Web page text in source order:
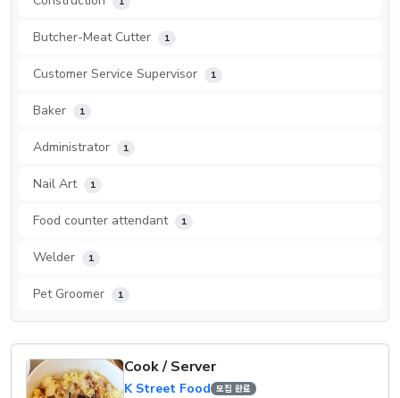
Butcher-Meat Cutter 1
Customer Service Supervisor 1
Baker 1
Administrator 1
Nail Art 1
Food counter attendant 1
Welder 1
Pet Groomer 1
Cook / Server
K Street Food 모집 완료